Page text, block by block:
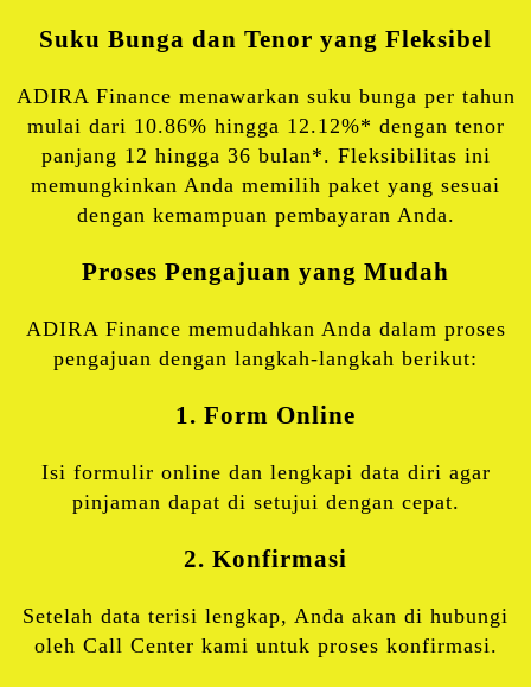
Suku Bunga dan Tenor yang Fleksibel
ADIRA Finance menawarkan suku bunga per tahun
mulai dari 10.86% hingga 12.12%* dengan tenor
panjang 12 hingga 36 bulan*. Fleksibilitas ini
memungkinkan Anda memilih paket yang sesuai
dengan kemampuan pembayaran Anda.
Proses Pengajuan yang Mudah
ADIRA Finance memudahkan Anda dalam proses
pengajuan dengan langkah-langkah berikut:
1. Form Online
Isi formulir online dan lengkapi data diri agar
pinjaman dapat di setujui dengan cepat.
2. Konfirmasi
Setelah data terisi lengkap, Anda akan di hubungi
oleh Call Center kami untuk proses konfirmasi.